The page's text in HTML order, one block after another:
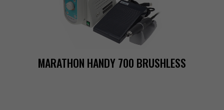
MARATHONHANDY700BRUSHLESS